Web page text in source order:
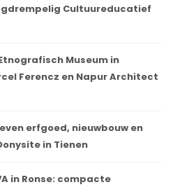
Cultuureducatief
Etnografisch Museum in
Ferencz en Napur Architect
erfgoed, nieuwbouw en
in Tienen
in Ronse: compacte